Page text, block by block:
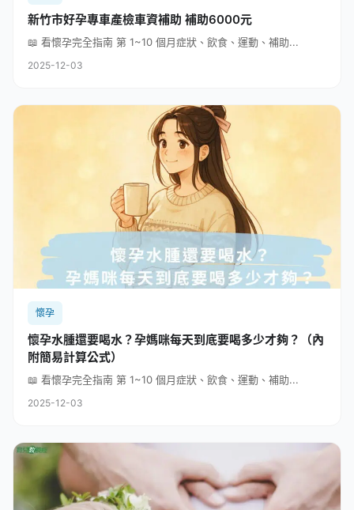
新竹市好孕專車產檢車資補助 補助6000元
📖 看懷孕完全指南 第 1~10 個月症狀、飲食、運動、補助...
2025-12-03
懷孕
懷孕水腫還要喝水？孕媽咪每天到底要喝多少才夠？（內
附簡易計算公式）
📖 看懷孕完全指南 第 1~10 個月症狀、飲食、運動、補助...
2025-12-03